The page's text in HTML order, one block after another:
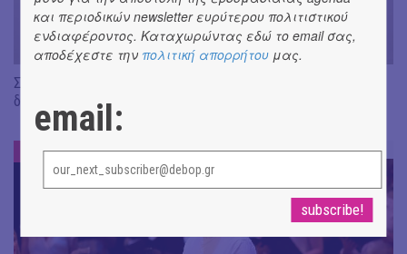
Συνομιλώντας με τη Ρηνιώ Κυριαζή, καλλιτεχνική
διευθύντρια του ΔΗΠΕΘΕ Ιωαννίνων
ΣΥΝΕΝΤΕΥΞΕΙΣ
και περιοδικών newsletter ευρύτερου πολιτιστικού
ενδιαφέροντος. Καταχωρώντας εδώ το email σας,
αποδέχεστε την πολιτική απορρήτου μας.
email: